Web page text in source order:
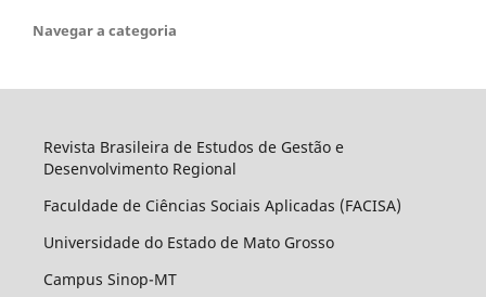
Navegar a categoria
Revista Brasileira de Estudos de Gestão e
Desenvolvimento Regional
Faculdade de Ciências Sociais Aplicadas (FACISA)
Universidade do Estado de Mato Grosso
Campus Sinop-MT